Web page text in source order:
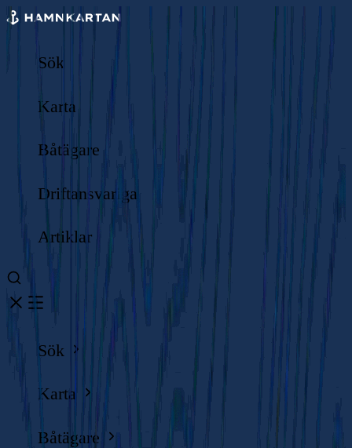
Sök
Karta
Båtägare
Driftansvariga
Artiklar
Sök
Karta
Båtägare